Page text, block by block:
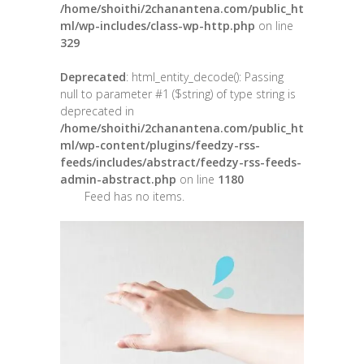
/home/shoithi/2chanantena.com/public_ht
ml/wp-includes/class-wp-http.php on line
329
Deprecated: html_entity_decode(): Passing
null to parameter #1 ($string) of type string is
deprecated in
/home/shoithi/2chanantena.com/public_ht
ml/wp-content/plugins/feedzy-rss-
feeds/includes/abstract/feedzy-rss-feeds-
admin-abstract.php on line 1180
Feed has no items.